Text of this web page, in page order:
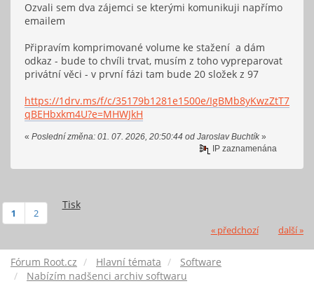
Ozvali sem dva zájemci se kterými komunikuji napřímo
emailem
Připravím komprimované volume ke stažení a dám
odkaz - bude to chvíli trvat, musím z toho vypreparovat
privátní věci - v první fázi tam bude 20 složek z 97
https://1drv.ms/f/c/35179b1281e1500e/
qBEHbxkm4U?e=MHWJkH
« Poslední změna: 01. 07. 2026, 20:50:44 od Jaroslav Buchtík »
IP zaznamenána
Tisk
1 2
« předchozí další »
Fórum Root.cz Hlavní témata
Software
Nabízím nadšenci archiv softwaru